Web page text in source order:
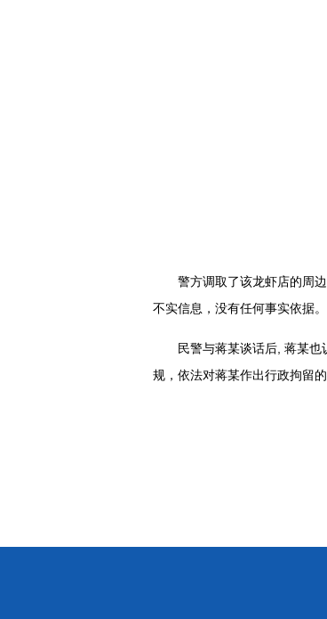
警方调取了该龙虾店的周
不实信息，没有任何事实依据。
民警与蒋某谈话后, 蒋某
规，依法对蒋某作出行政拘留